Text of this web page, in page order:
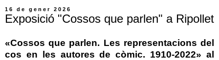
16 de gener 2026
Exposició "Cossos que parlen" a Ripollet
«Cossos que parlen. Les representacions del
cos en les autores de còmic. 1910-2022» al